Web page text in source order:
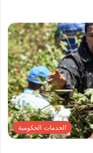
الخدمات الحكومية